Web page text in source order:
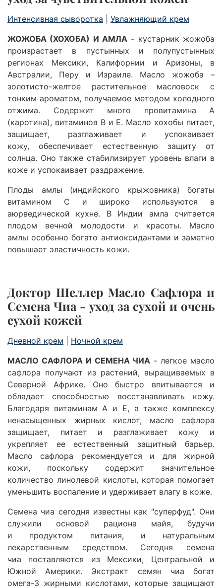
Интенсивная сыворотка
Увлажняющий крем
ЖОЖОБА (ХОХОБА) И АМЛА - кустарник жожоба
произрастает в пустынных и полупустынных
регионах Мексики, Калифорнии и Аризоны, в
Австралии, Перу и Израиле. Масло жожоба –
золотисто-желтое растительное масловоск с
тонким ароматом, получаемое методом холодного
отжима. Содержит много провитамина А
(каротина), витаминов В и Е. Масло хохобы питает,
защищает, разглаживает и успокаивает
кожу, обеспечивает естественную защиту от
солнца. Оно также стабилизирует уровень влаги в
коже и успокаивает раздражение.
Плоды амлы (индийского крыжовника) богаты
витамином С и широко используются в
аюрведической кухне. В Индии амла считается
плодом вечной молодости и красоты. Масло
амлы особенно богато антиоксидантами и заметно
повышает эластичность кожи.
Доктор Шеллер Масло Сафлора и
Семена Чиа - уход за сухой и очень
сухой кожей
Дневной крем
Ночной крем
МАСЛО САФЛОРА И СЕМЕНА ЧИА - легкое масло
сафлора получают из растений, выращиваемых в
Северной Африке. Оно быстро впитывается и
обладает способностью восстанавливать кожу.
Благодаря витаминам А и Е, а также комплексу
ненасыщенных жирных кислот, масло сафлора
защищает, питает и разглаживает кожу и
укрепляет ее естественный защитный барьер.
Масло сафлора рекомендуется и для жирной
кожи, поскольку содержит значительное
количество линолевой кислоты, которая помогает
уменьшить воспаление и удерживает влагу в коже.
Семена чиа сегодня известны как "суперфуд". Они
служили основой рациона майя, будучи
и продуктом питания, и натуральным
лекарственным средством. Сегодня
семена
чиа
поставляются из Мексики, Центральной и
Южной Америки. Экстракт семян чиа богат
омега-3 жирными кислотами, которые защищают